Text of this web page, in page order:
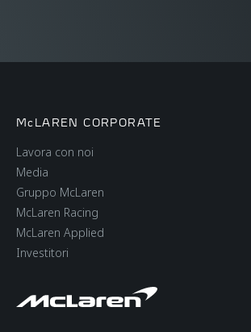
McLAREN CORPORATE
Lavora con noi
Media
Gruppo McLaren
McLaren Racing
McLaren Applied
Investitori